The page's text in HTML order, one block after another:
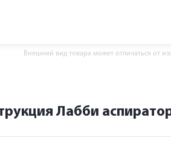
Внешний вид товара может отличаться от
Лабби